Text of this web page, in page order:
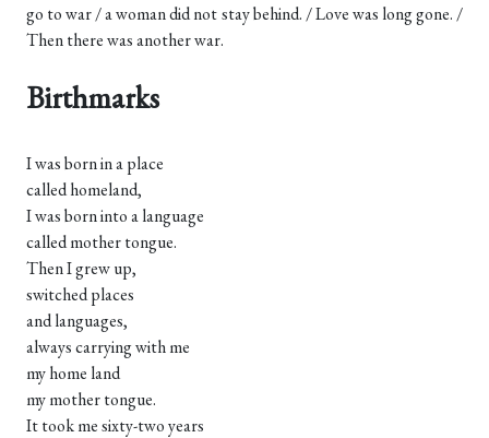
go to war / a woman did not stay behind. / Love was long gone. /
Then there was another war.
Birthmarks
I was born in a place
called homeland,
I was born into a language
called mother tongue.
Then I grew up,
switched places
and languages,
always carrying with me
my home land
my mother tongue.
It took me sixty-two years